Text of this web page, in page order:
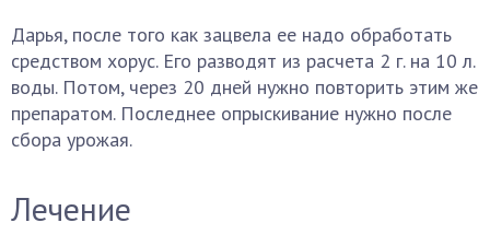
Дарья, после того как зацвела ее надо обработать
средством хорус. Его разводят из расчета 2 г. на 10 л.
воды. Потом, через 20 дней нужно повторить этим же
препаратом. Последнее опрыскивание нужно после
сбора урожая.
Лечение